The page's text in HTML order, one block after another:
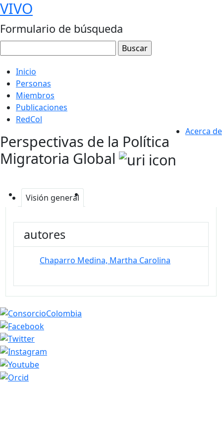
VIVO
Formulario de búsqueda
Inicio
Personas
Miembros
Publicaciones
RedCol
Acerca de
Perspectivas de la Política
Migratoria Global
Visión general
autores
Chaparro Medina, Martha Carolina